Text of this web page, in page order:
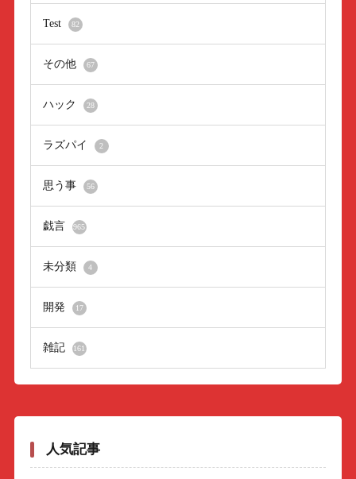
Test 82
その他 67
ハック 28
ラズパイ 2
思う事 56
戯言 965
未分類 4
開発 17
雑記 161
人気記事